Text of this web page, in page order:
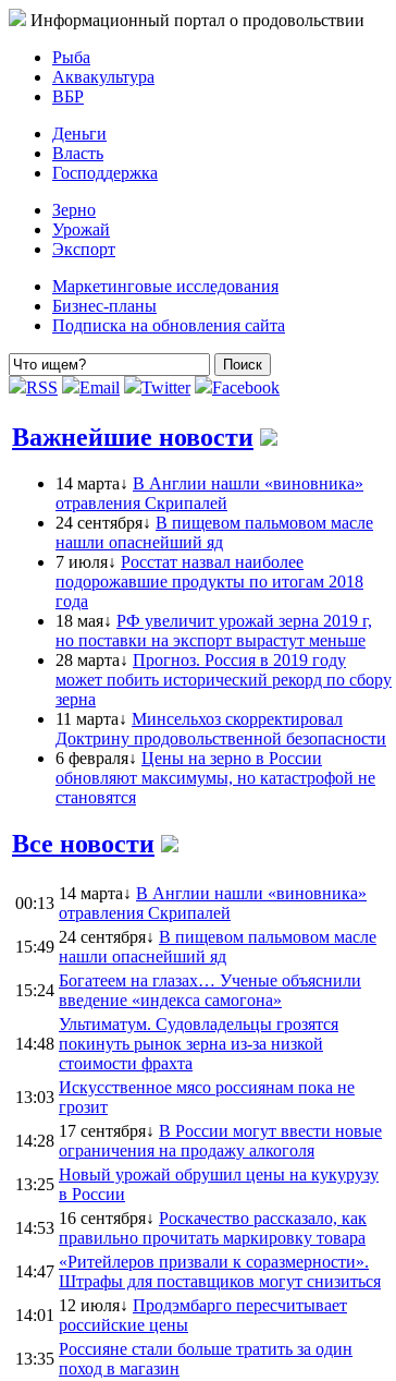
Информационный портал о продовольствии
Рыба
Аквакультура
ВБР
Деньги
Власть
Господдержка
Зерно
Урожай
Экспорт
Маркетинговые исследования
Бизнес-планы
Подписка на обновления сайта
RSS Email Twitter Facebook
Важнейшие новости
14 марта↓ В Англии нашли «виновника»
отравления Скрипалей
24 сентября↓ В пищевом пальмовом масле
нашли опаснейший яд
7 июля↓ Росстат назвал наиболее
подорожавшие продукты по итогам 2018
года
18 мая↓ РФ увеличит урожай зерна 2019 г,
но поставки на экспорт вырастут меньше
28 марта↓ Прогноз. Россия в 2019 году
может побить исторический рекорд по сбору
зерна
11 марта↓ Минсельхоз скорректировал
Доктрину продовольственной безопасности
6 февраля↓ Цены на зерно в России
обновляют максимумы, но катастрофой не
становятся
Все новости
00:13
14 марта↓ В Англии нашли «виновника»
отравления Скрипалей
15:49
24 сентября↓ В пищевом пальмовом масле
нашли опаснейший яд
15:24
Богатеем на глазах… Ученые объяснили
введение «индекса самогона»
14:48
Ультиматум. Судовладельцы грозятся
покинуть рынок зерна из-за низкой
стоимости фрахта
13:03
Искусственное мясо россиянам пока не
грозит
14:28
17 сентября↓ В России могут ввести новые
ограничения на продажу алкоголя
13:25
Новый урожай обрушил цены на кукурузу
в России
14:53
16 сентября↓ Роскачество рассказало, как
правильно прочитать маркировку товара
14:47
«Ритейлеров призвали к соразмерности».
Штрафы для поставщиков могут снизиться
14:01
12 июля↓ Продэмбарго пересчитывает
российские цены
13:35
Россияне стали больше тратить за один
поход в магазин